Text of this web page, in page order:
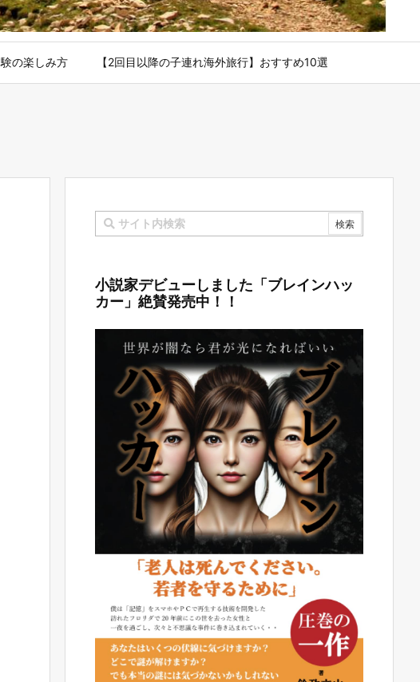
の楽しみ方 【2回目以降の子連れ海外旅行】おすすめ10選
小説家デビューしました「ブレインハッ
カー」絶賛発売中！！